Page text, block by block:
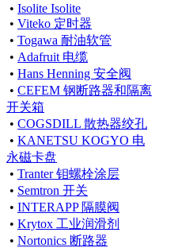
• Isolite Isolite
• Viteko 定时器
• Togawa 耐油软管
• Adafruit 电缆
• Hans Henning 安全阀
• CEFEM 钢断路器和隔离
开关箱
• COGSDILL 散热器绞孔
• KANETSU KOGYO 电
永磁卡盘
• Tranter 钼螺栓涂层
• Semtron 开关
• INTERAPP 隔膜阀
• Krytox 工业润滑剂
• Nortonics 断路器